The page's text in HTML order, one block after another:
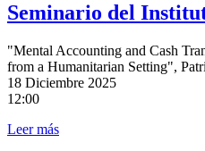
Seminario del
"Mental Accounting and Cash
from a Humanitarian Setting",
18 Diciembre 2025
12:00
Leer más